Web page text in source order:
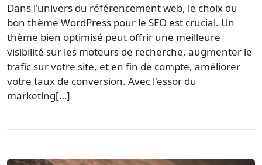
Dans l'univers du référencement web, le choix du
bon thème WordPress pour le SEO est crucial. Un
thème bien optimisé peut offrir une meilleure
visibilité sur les moteurs de recherche, augmenter le
trafic sur votre site, et en fin de compte, améliorer
votre taux de conversion. Avec l'essor du
marketing[…]